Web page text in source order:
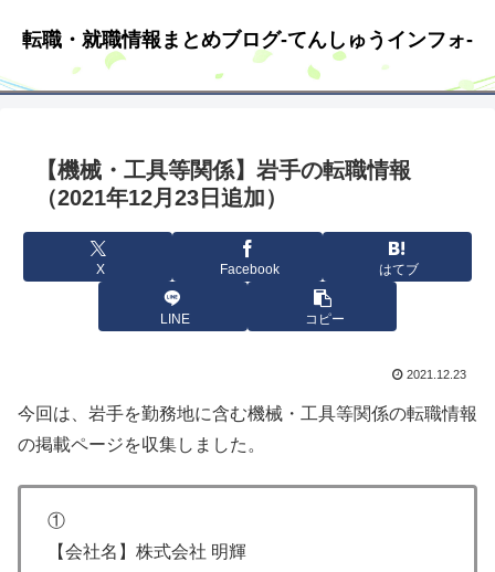
転職・就職情報まとめブログ-てんしゅうインフォ-
【機械・工具等関係】岩手の転職情報
（2021年12月23日追加）
X Facebook はてブ
LINE コピー
2021.12.23
今回は、岩手を勤務地に含む機械・工具等関係の転職情報
の掲載ページを収集しました。
①
【会社名】株式会社 明輝